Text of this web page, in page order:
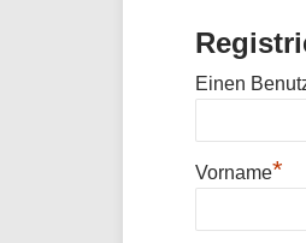
Einen
Vorname*